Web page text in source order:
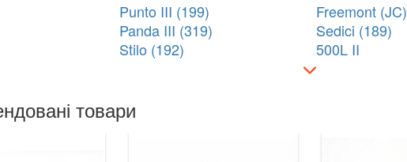
Punto III (199)
Panda III (319)
Stilo (192)
Freemont (JC)
Sedici (189)
500L II
товари